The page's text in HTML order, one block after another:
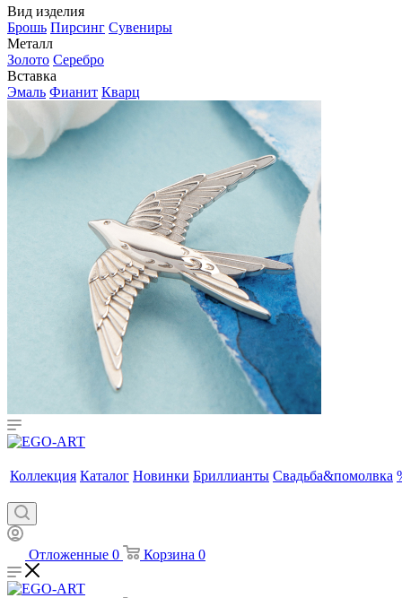
Вид изделия
Брошь Пирсинг Сувениры
Металл
Золото Серебро
Вставка
Эмаль Фианит Кварц
Коллекция Каталог Новинки Бриллианты Свадьба&помолвка
Отложенные 0 Корзина 0